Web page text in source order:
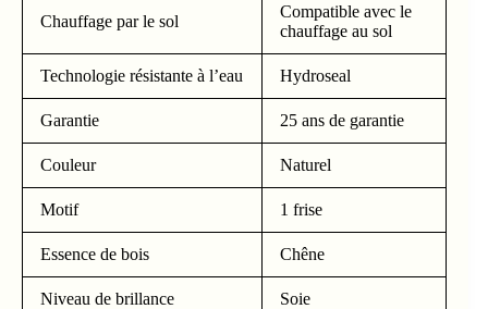
Chauffage par le sol
Compatible avec le
chauffage au sol
Technologie résistante à l’eau Hydroseal
Garantie 25 ans de garantie
Couleur Naturel
Motif 1 frise
Essence de bois Chêne
Niveau de brillance Soie